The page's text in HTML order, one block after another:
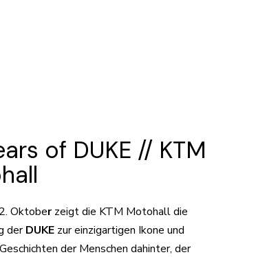
of DUKE // KTM
Oktoberzeigt die KTM Motohall die
derDUKE zur einzigartigen Ikone und
der Menschen dahinter, der